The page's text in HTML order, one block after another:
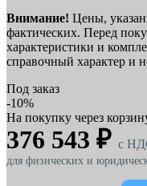
Внимание! Цены,
фактических. Перед
характеристики и
справочный характер и
Под заказ
-10%
На покупку через
376 543 ₽ c
для физических и